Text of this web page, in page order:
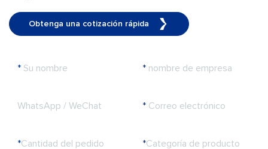
Obtenga una cotización rápida
* Su nombre * nombre de empresa
WhatsApp / WeChat * Correo electrónico
*Cantidad del pedido *Categoría de producto